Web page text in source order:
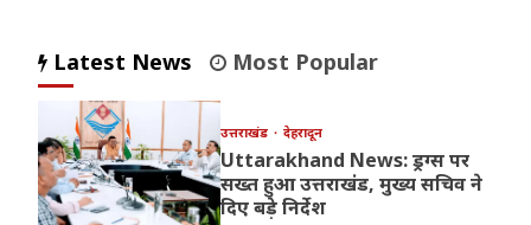
Latest News Most Popular
उत्तराखंड देहरादून
Uttarakhand News: ड्रग्स पर
सख्त हुआ उत्तराखंड, मुख्य सचिव ने
दिए बड़े निर्देश